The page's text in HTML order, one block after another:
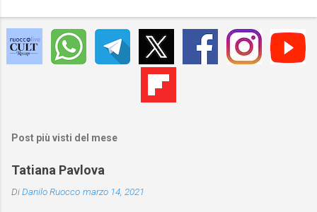
Post più visti del mese
Tatiana Pavlova
DiDanilo Ruocco marzo 14, 2021